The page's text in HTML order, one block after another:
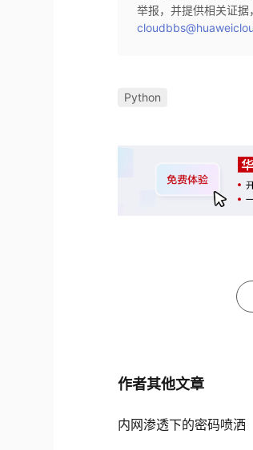
举报，并提供相关证据
Python
作者其他文章
内网渗透下的密码喷洒